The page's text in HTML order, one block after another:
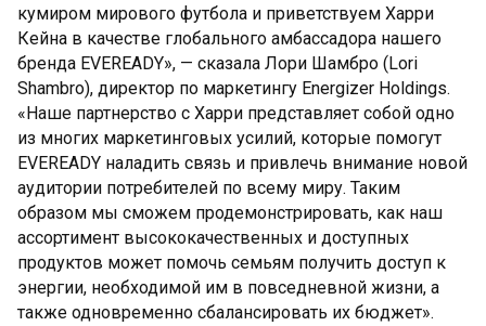
кумиром мирового футбола и приветствуем Харри
Кейна в качестве глобального амбассадора нашего
бренда EVEREADY», — сказала Лори Шамбро (Lori
Shambro), директор по маркетингу Energizer Holdings.
«Наше партнерство с Харри представляет собой одно
из многих маркетинговых усилий, которые помогут
EVEREADY наладить связь и привлечь внимание новой
аудитории потребителей по всему миру. Таким
образом мы сможем продемонстрировать, как наш
ассортимент высококачественных и доступных
продуктов может помочь семьям получить доступ к
энергии, необходимой им в повседневной жизни, а
также одновременно сбалансировать их бюджет».